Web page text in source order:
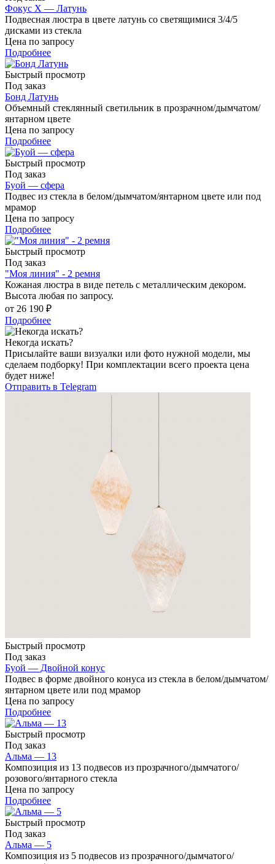
Фокус X — Латунь
Подвесная люстра в цвете латунь со светящимися 3/4/5
дисками из стекла
Цена по запросу
Подробнее
Быстрый просмотр
Под заказ
Бонд Латунь
Объемный стеклянный светильник в прозрачном/дымчатом/
янтарном цвете
Цена по запросу
Подробнее
Быстрый просмотр
Под заказ
Буой — сфера
Подвес из стекла в белом/дымчатом/янтарном цвете или под
мрамор
Цена по запросу
Подробнее
Быстрый просмотр
Под заказ
"Моя линия" - 2 ремня
Кожаная люстра в виде петель с металлическим декором.
Высота любая по запросу.
от 26 190 ₽
Подробнее
Некогда искать?
Присылайте ваши визуалки или фото нужной модели, мы
сделаем подборку! При комплектации всего проекта цена
будет ниже!
Отправить в Telegram
Быстрый просмотр
Под заказ
Буой — Двойной конус
Подвес в форме двойного конуса из стекла в белом/дымчатом/
янтарном цвете или под мрамор
Цена по запросу
Подробнее
Быстрый просмотр
Под заказ
Альма — 13
Композиция из 13 подвесов из прозрачного/дымчатого/
розового/янтарного стекла
Цена по запросу
Подробнее
Быстрый просмотр
Под заказ
Альма — 5
Композиция из 5 подвесов из прозрачного/дымчатого/